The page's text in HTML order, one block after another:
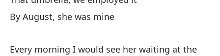
By August, she was mine
Every morning I would see her waiting at the